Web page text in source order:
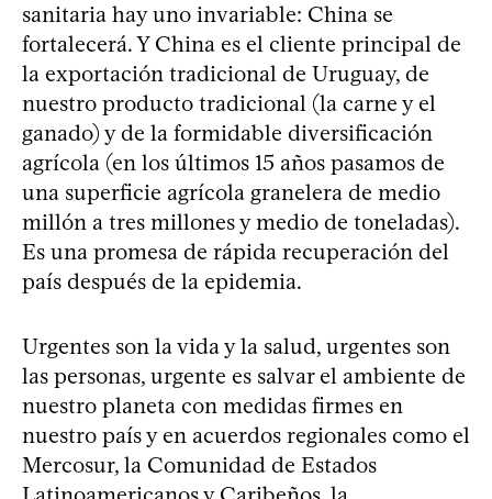
sanitaria hay uno invariable: China se
fortalecerá. Y China es el cliente principal de
la exportación tradicional de Uruguay, de
nuestro producto tradicional (la carne y el
ganado) y de la formidable diversificación
agrícola (en los últimos 15 años pasamos de
una superficie agrícola granelera de medio
millón a tres millones y medio de toneladas).
Es una promesa de rápida recuperación del
país después de la epidemia.
Urgentes son la vida y la salud, urgentes son
las personas, urgente es salvar el ambiente de
nuestro planeta con medidas firmes en
nuestro país y en acuerdos regionales como el
Mercosur, la Comunidad de Estados